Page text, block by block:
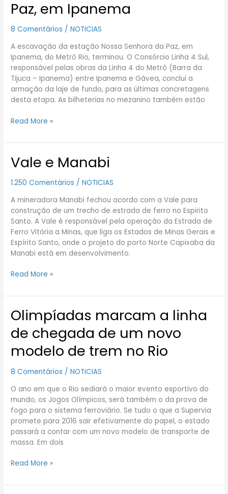
Paz, em Ipanema
8 Comentários /NOTICIAS
A escavação da estação Nossa Senhora da Paz, em
Ipanema, do Metrô Rio, terminou. O Consórcio Linha 4 Sul,
responsável pelas obras da Linha 4 do Metrô (Barra da
Tijuca – Ipanema) entre Ipanema e Gávea, conclui a
armação da laje de fundo, para as últimas concretagens
desta etapa. As bilheterias no mezanino também estão
estação
Senhora
da
Paz,
em
Ipanema
Read More »
Vale e Manabi
1.250 Comentários /NOTICIAS
A mineradora Manabi fechou acordo com a Vale para
construção de um trecho de estrada de ferro no Espirito
Santo. A Vale é responsável pela operação da Estrada de
Ferro Vitória a Minas, que liga os Estados de Minas Gerais e
Espírito Santo, onde o projeto do porto Norte Capixaba da
Manabi está em desenvolvimento.
Vale
e
Manabi
Read More »
Olimpíadas marcam a linha
de chegada de um novo
modelo de trem no Rio
8 Comentários /NOTICIAS
O ano em que o Rio sediará o maior evento esportivo do
mundo, os Jogos Olímpicos, será também o da prova de
fogo para o sistema ferroviário. Se tudo o que a Supervia
promete para 2016 sair efetivamente do papel, o estado
passará a contar com um novo modelo de transporte de
massa. Em dois
Olimpíadas
marcam
a
de
de
um
novo
modelo
de
trem
no
Read More »